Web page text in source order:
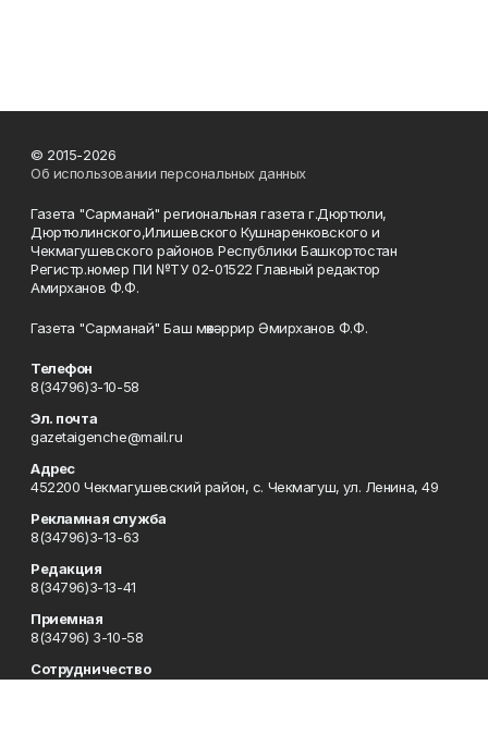
© 2015-2026
Об использовании персональных данных
Газета "Сарманай" региональная газета г.Дюртюли,
Дюртюлинского,Илишевского Кушнаренковского и
Чекмагушевского районов Республики Башкортостан
Регистр.номер ПИ №ТУ 02-01522 Главный редактор
Амирханов Ф.Ф.
Газета "Сарманай" Баш мөхәррир Әмирханов Ф.Ф.
Телефон
8(34796)3-10-58
Эл. почта
gazetaigenche@mail.ru
Адрес
452200 Чекмагушевский район, с. Чекмагуш, ул. Ленина, 49
Рекламная служба
8(34796)3-13-63
Редакция
8(34796)3-13-41
Приемная
8(34796) 3-10-58
Сотрудничество